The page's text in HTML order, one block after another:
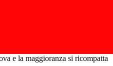
e la maggioranza si ricompatta